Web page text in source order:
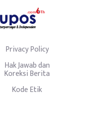
Privacy Policy
Hak Jawab dan
Koreksi Berita
Kode Etik